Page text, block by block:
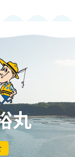
丸